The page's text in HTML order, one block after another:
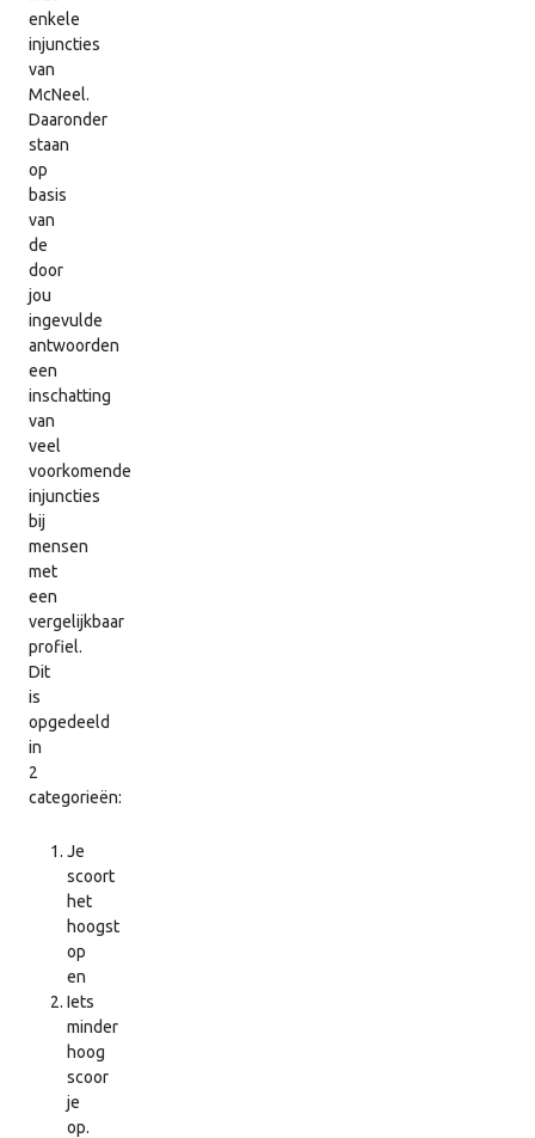
enkele
injuncties
van
McNeel.
Daaronder
staan
op
basis
van
de
door
jou
ingevulde
antwoorden
een
inschatting
van
veel
voorkomende
injuncties
bij
mensen
met
een
vergelijkbaar
profiel.
Dit
is
opgedeeld
in
2
categorieën:
Je
scoort
het
hoogst
op
en
Iets
minder
hoog
scoor
je
op.